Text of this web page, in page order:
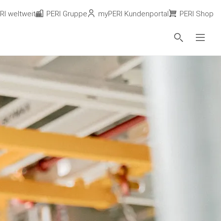
weltweit PERI Gruppe myPERI Kundenportal PERI Shop